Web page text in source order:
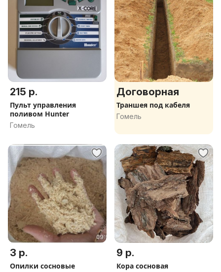
215 р.
Пульт управления
поливом Hunter
Гомель
Договорная
Траншея под кабеля
Гомель
3 р.
Опилки сосновые
9 р.
Кора сосновая